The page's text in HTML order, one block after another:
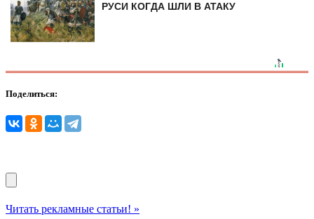
РУСИ КОГДА ШЛИ В АТАКУ
Поделиться:
Читать рекламные статьи! »